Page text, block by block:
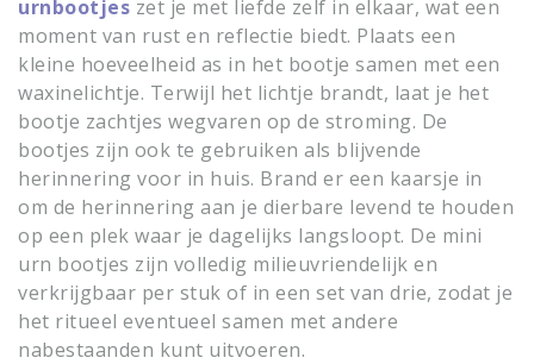
urnbootjes zet je met liefde zelf in elkaar, wat een
moment van rust en reflectie biedt. Plaats een
kleine hoeveelheid as in het bootje samen met een
waxinelichtje. Terwijl het lichtje brandt, laat je het
bootje zachtjes wegvaren op de stroming. De
bootjes zijn ook te gebruiken als blijvende
herinnering voor in huis. Brand er een kaarsje in
om de herinnering aan je dierbare levend te houden
op een plek waar je dagelijks langsloopt. De mini
urn bootjes zijn volledig milieuvriendelijk en
verkrijgbaar per stuk of in een set van drie, zodat je
het ritueel eventueel samen met andere
nabestaanden kunt uitvoeren.